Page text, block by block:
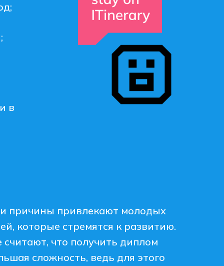
причины привлекают молодых
которые стремятся к развитию.
что получить диплом
сложность, ведь для этого
в